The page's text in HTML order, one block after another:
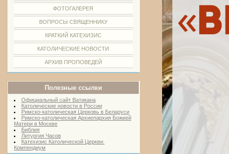
ФОТОГАЛЕРЕЯ
ВОПРОСЫ СВЯЩЕННИКУ
КРАТКИЙ КАТЕХИЗИС
КАТОЛИЧЕСКИЕ НОВОСТИ
АРХИВ ПРОПОВЕДЕЙ
Полезные ссылки
Официальный сайт Ватикана
Католические новости в России
Римско-католическая Церковь в Беларуси
Римско-католическая Архиепархия Божией
Матери в Москве
Библия
Литургия Часов
Катехизис Католической Церкви.
Компендиум